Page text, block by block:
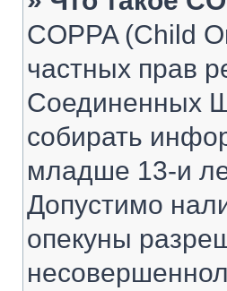
COPPA (Child
частных прав
Соединенных
собирать
младше 13-и
Допустимо
опекуны